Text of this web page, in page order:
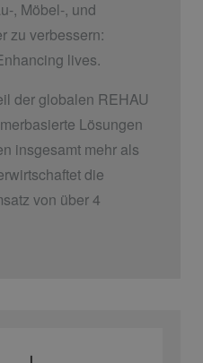
, Möbel-, und
zu verbessern:
lives.
der globalen REHAU
Lösungen
insgesamt mehr als
die
von über 4